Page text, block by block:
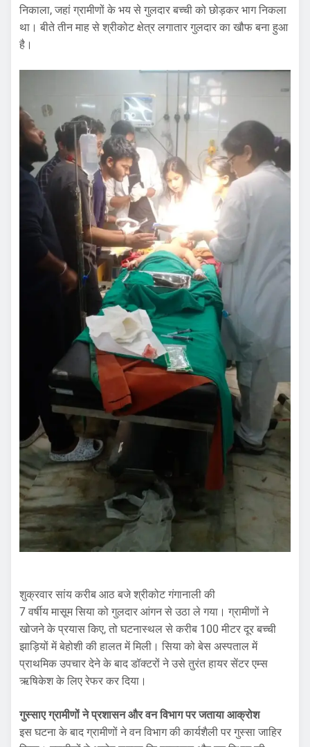
निकाला, जहां ग्रामीणों के भय से गुलदार बच्ची को छोड़कर भाग निकला
था। बीते तीन माह से श्रीकोट क्षेत्र लगातार गुलदार का खौफ बना हुआ
है।
शुक्रवार सांय करीब आठ बजे श्रीकोट गंगानाली की
7 वर्षीय मासूम सिया को गुलदार आंगन से उठा ले गया। ग्रामीणों ने
खोजने के प्रयास किए, तो घटनास्थल से करीब 100 मीटर दूर बच्ची
झाड़ियों में बेहोशी की हालत में मिली। सिया को बेस अस्पताल में
प्राथमिक उपचार देने के बाद डॉक्टरों ने उसे तुरंत हायर सेंटर एम्स
ऋषिकेश के लिए रेफर कर दिया।
गुस्साए ग्रामीणों ने प्रशासन और वन विभाग पर जताया आक्रोश
इस घटना के बाद ग्रामीणों ने वन विभाग की कार्यशैली पर गुस्सा जाहिर